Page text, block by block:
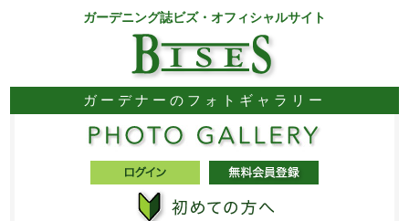
ガーデニング誌ビズ・オフィシャルサイト
ガーデナーのフォトギャラリー